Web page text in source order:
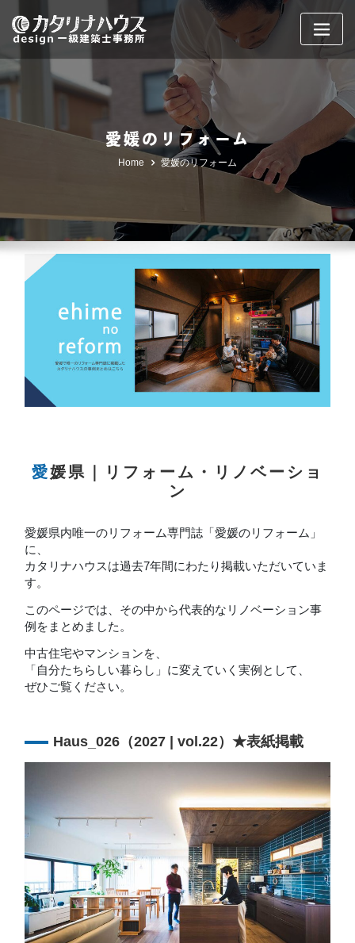
content
愛媛のリフォーム
Home 愛媛のリフォーム
愛媛県｜リフォーム・リノベーショ
ン
愛媛県内唯一のリフォーム専門誌「愛媛のリフォーム」
に、
カタリナハウスは過去7年間にわたり掲載いただいていま
す。
このページでは、その中から代表的なリノベーション事
例をまとめました。
中古住宅やマンションを、
「自分たちらしい暮らし」に変えていく実例として、
ぜひご覧ください。
Haus_026（2027 | vol.22）★表紙掲載